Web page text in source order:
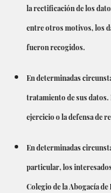
la rectificación de los
entre otros motivos, los
fueron recogidos.
En determinadas
tratamiento de sus datos.
ejercicio o la defensa de
En determinadas
particular, los
Colegio de la Abogacía